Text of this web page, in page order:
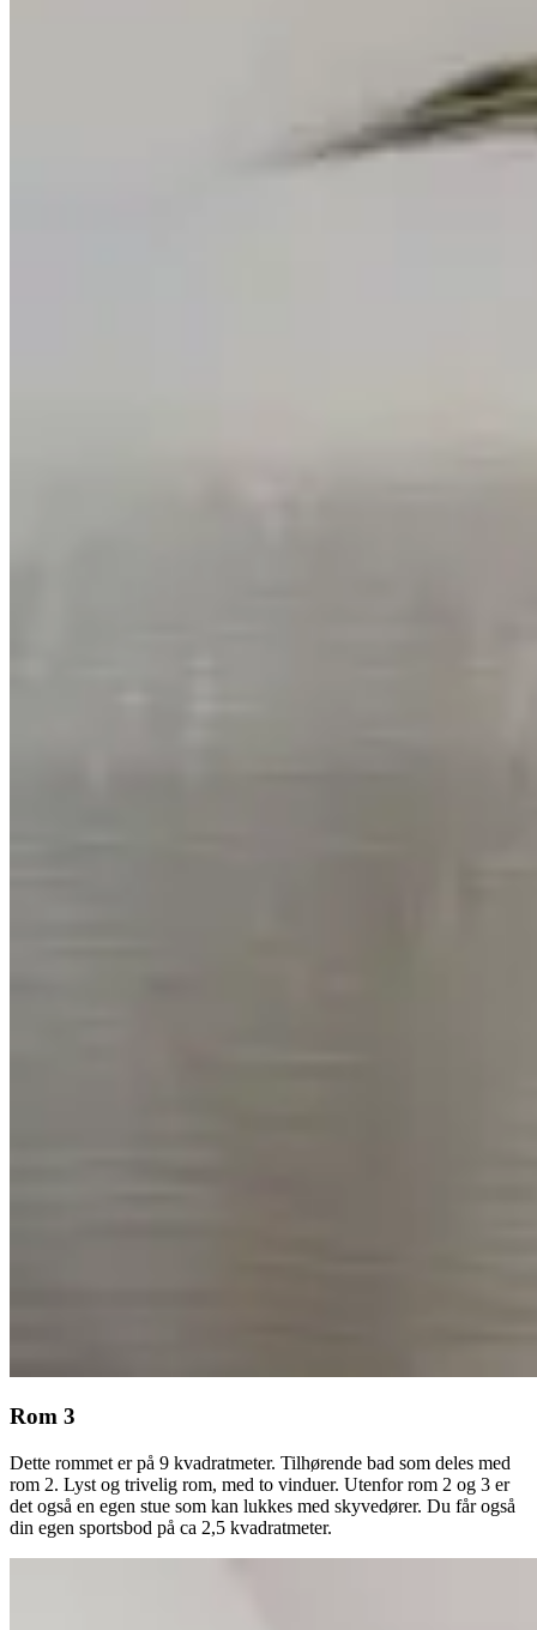
Rom 3
Dette rommet er på 9 kvadratmeter. Tilhørende bad som deles med
rom 2. Lyst og trivelig rom, med to vinduer. Utenfor rom 2 og 3 er
det også en egen stue som kan lukkes med skyvedører. Du får også
din egen sportsbod på ca 2,5 kvadratmeter.